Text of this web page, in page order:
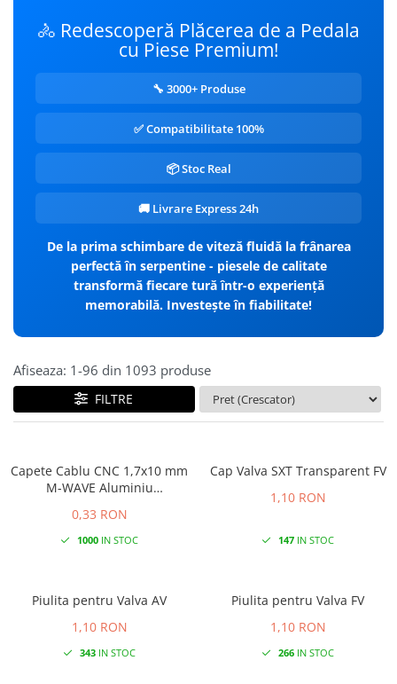
🚴 Redescoperă Plăcerea de a Pedala
cu Piese Premium!
🔧 3000+ Produse
✅ Compatibilitate 100%
📦 Stoc Real
🚚 Livrare Express 24h
De la prima schimbare de viteză fluidă la frânarea
perfectă în serpentine - piesele de calitate
transformă fiecare tură într-o experiență
memorabilă. Investește în fiabilitate!
Afiseaza: 1-96 din 1093 produse
FILTRE
Capete Cablu CNC 1,7x10 mm
M-WAVE Aluminiu
0,33 RON
1000IN STOC
Cap Valva SXT Transparent FV
1,10 RON
147IN STOC
Piulita pentru Valva AV
1,10 RON
343IN STOC
Piulita pentru Valva FV
1,10 RON
266IN STOC